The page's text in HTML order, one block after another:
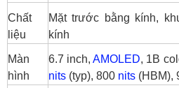
Chất
liệu
Mặt trước bằng kính,
kính
Màn
hình
6.7 inch,AMOLED, 1B
nits (typ), 800 nits (HBM),